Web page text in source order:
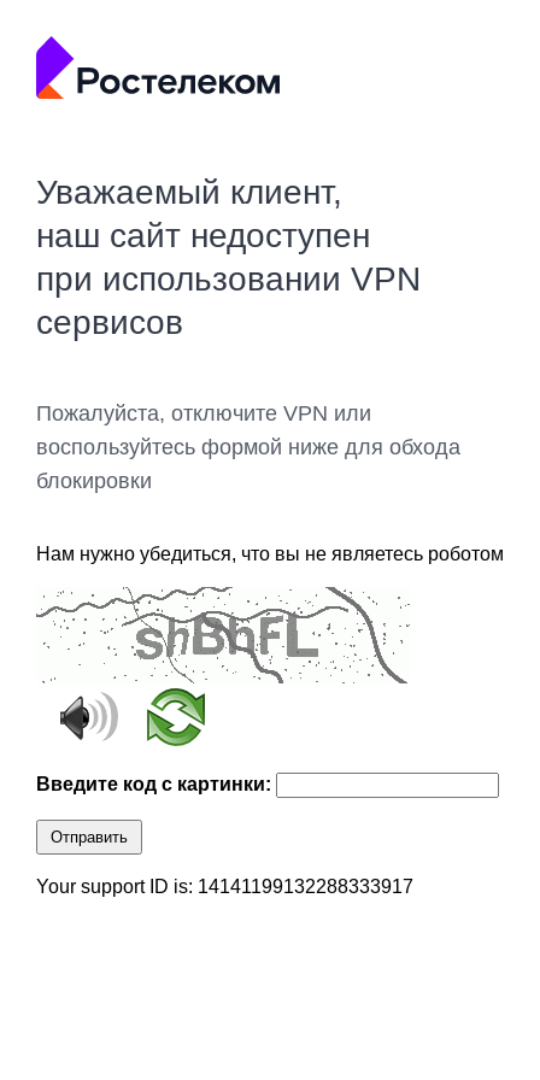
Уважаемый клиент,
наш сайт недоступен
при использовании VPN
сервисов
Пожалуйста, отключите VPN или
воспользуйтесь формой ниже для обхода
блокировки
Нам нужно убедиться, что вы не являетесь роботом
Введите код с картинки:
Отправить
Your support ID is: 14141199132288333917